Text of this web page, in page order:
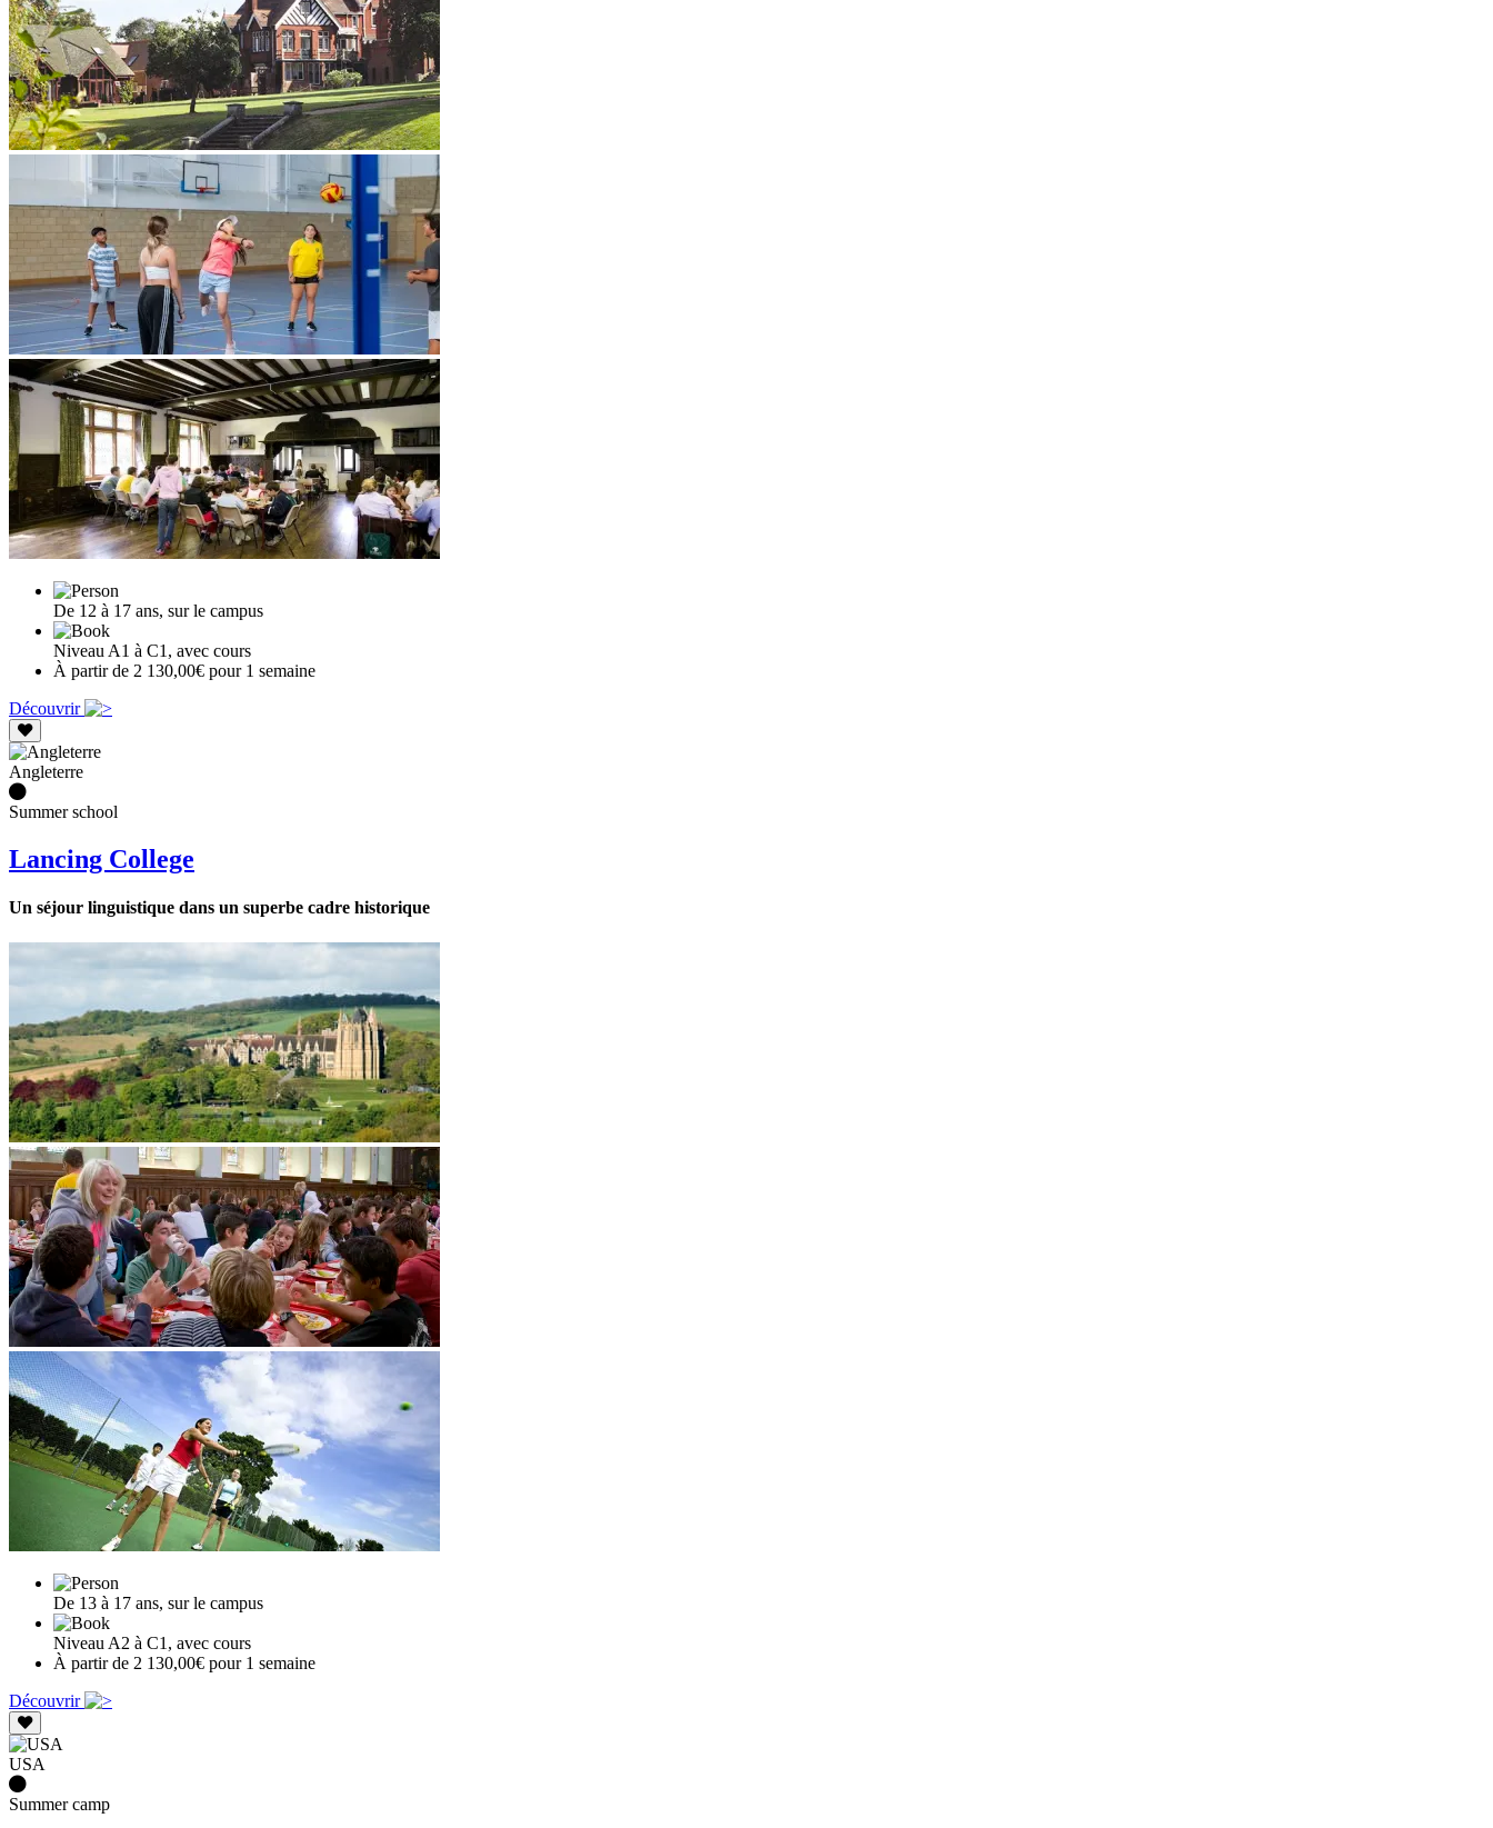
De 12 à 17 ans, sur le campus
Niveau A1 à C1, avec cours
À partir de 2 130,00€ pour 1 semaine
Découvrir
Angleterre
Summer school
Lancing College
Un séjour linguistique dans un superbe cadre historique
De 13 à 17 ans, sur le campus
Niveau A2 à C1, avec cours
À partir de 2 130,00€ pour 1 semaine
Découvrir
USA
Summer camp